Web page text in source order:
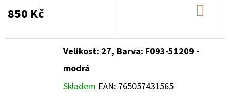
850 Kč
Velikost: 27, Barva: F093-51209 -
modrá
Skladem EAN: 765057431565